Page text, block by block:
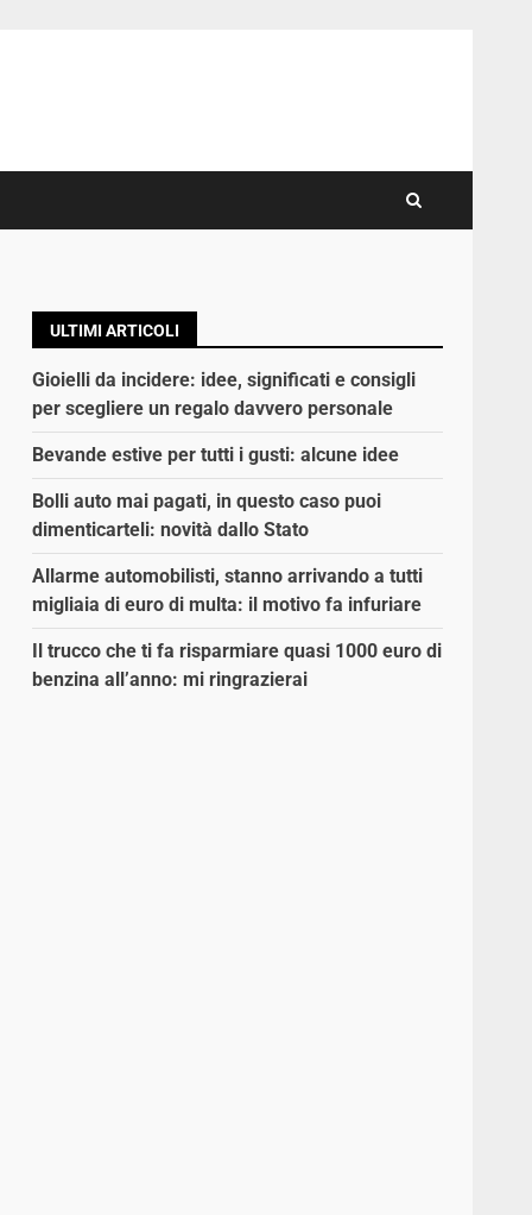
ULTIMI ARTICOLI
Gioielli da incidere: idee, significati e consigli
per scegliere un regalo davvero personale
Bevande estive per tutti i gusti: alcune idee
Bolli auto mai pagati, in questo caso puoi
dimenticarteli: novità dallo Stato
Allarme automobilisti, stanno arrivando a tutti
migliaia di euro di multa: il motivo fa infuriare
Il trucco che ti fa risparmiare quasi 1000 euro di
benzina all’anno: mi ringrazierai